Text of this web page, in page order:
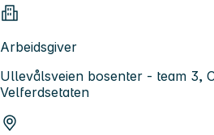
Arbeidsgiver
Ullevålsveien bosenter - team 3,
Velferdsetaten